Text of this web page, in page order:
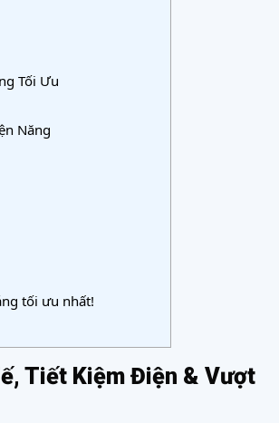
Tối Ưu
Năng
tối ưu nhất!
Tiết Kiệm Điện & Vượt